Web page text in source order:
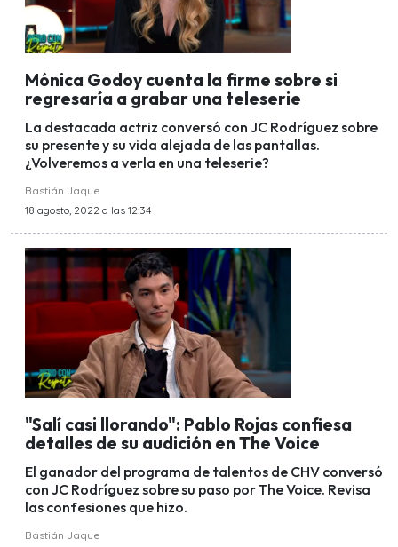
Mónica Godoy cuenta la firme sobre si
regresaría a grabar una teleserie
La destacada actriz conversó con JC Rodríguez sobre
su presente y su vida alejada de las pantallas.
¿Volveremos a verla en una teleserie?
Bastián Jaque
18 agosto, 2022 a las 12:34
"Salí casi llorando": Pablo Rojas confiesa
detalles de su audición en The Voice
El ganador del programa de talentos de CHV conversó
con JC Rodríguez sobre su paso por The Voice. Revisa
las confesiones que hizo.
Bastián Jaque